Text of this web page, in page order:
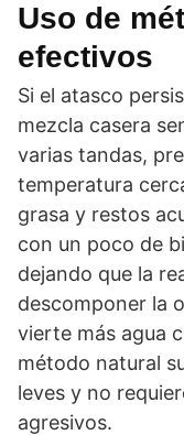
Uso de
efectivos
Si el atasco
mezcla casera
varias tandas,
temperatura
grasa y restos
con un poco de
dejando que la
descomponer la
vierte más agua
método natural
leves y no
agresivos.